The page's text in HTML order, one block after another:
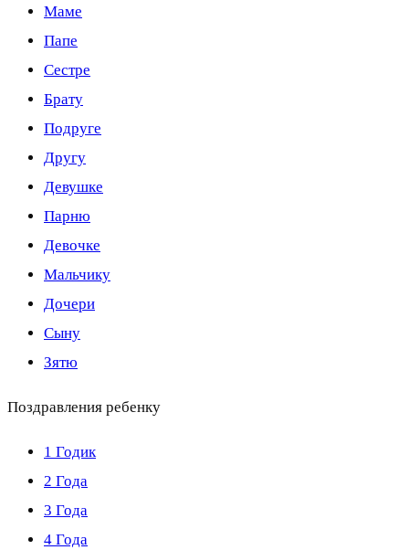
Маме
Папе
Сестре
Брату
Подруге
Другу
Девушке
Парню
Девочке
Мальчику
Дочери
Сыну
Зятю
Поздравления ребенку
1 Годик
2 Года
3 Года
4 Года